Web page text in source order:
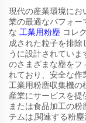
現代の産業環境にお
業の最適なパフォ
な 工業用粉塵 コレ
成された粒子を排除
うに設計されてい
のさまざまな塵をフ
れており、安全な作
工業用粉塵収集機の
産業にサービスを提
または食品加工の
テムは,関連する粉